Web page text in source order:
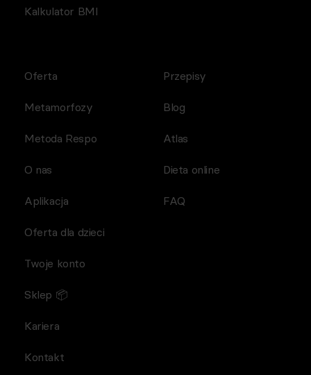
Kalkulator BMI
Oferta
Metamorfozy
Metoda Respo
O nas
Aplikacja
Przepisy
Blog
Atlas
Dieta online
FAQ
Oferta dla dzieci
Twoje konto
Sklep 📦
Kariera
Kontakt